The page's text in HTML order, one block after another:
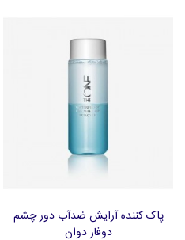
افزودن به سبد خرید
پاک کننده آرایش ضدآب دور چشم
دوفاز دوان